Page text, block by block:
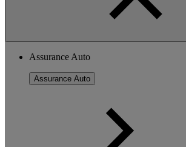
Assurance Auto
Assurance Auto